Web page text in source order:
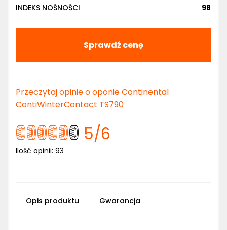
INDEKS NOŚNOŚCI
98
Sprawdź cenę
Przeczytaj opinie o oponie Continental
ContiWinterContact TS790
5/6
Ilość opinii: 93
Opis produktu Gwarancja